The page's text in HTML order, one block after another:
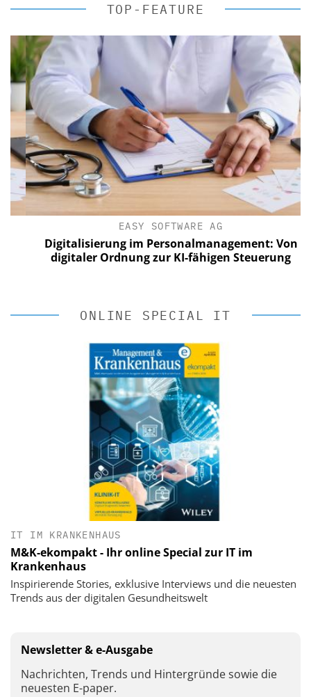
TOP-FEATURE
EASY SOFTWARE AG
Digitalisierung im Personalmanagement: Von
digitaler Ordnung zur KI-fähigen Steuerung
ONLINE SPECIAL IT
IT IM KRANKENHAUS
M&K-ekompakt - Ihr online Special zur IT im
Krankenhaus
Inspirierende Stories, exklusive Interviews und die neuesten
Trends aus der digitalen Gesundheitswelt
Newsletter & e-Ausgabe
Nachrichten, Trends und Hintergründe sowie die
neuesten E-paper.